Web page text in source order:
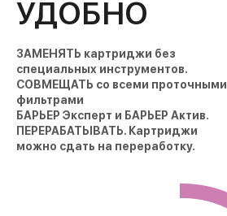
Запах и
Тяжелые
металлы
УДОБНО
ЗАМЕНЯТЬ картриджи без
специальных инструментов.
СОВМЕЩАТЬ со всеми проточными
фильтрами
БАРЬЕР Эксперт и БАРЬЕР Актив.
ПЕРЕРАБАТЫВАТЬ. Картриджи
можно сдать на переработку.